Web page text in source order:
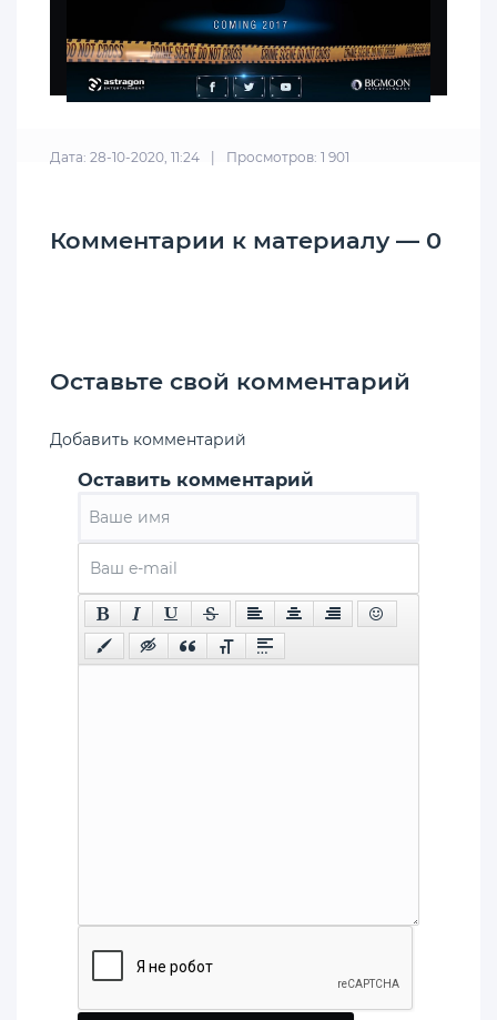
Дата: 28-10-2020, 11:24 | Просмотров: 1 901
Комментарии к материалу — 0
Оставьте свой комментарий
Добавить комментарий
Оставить комментарий